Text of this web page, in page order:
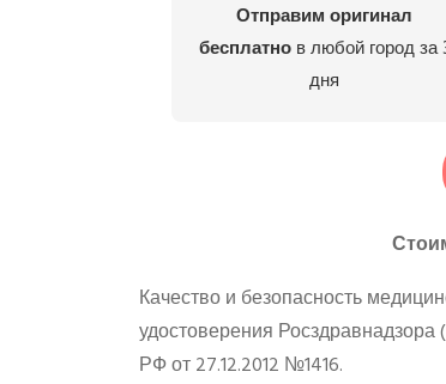
Отправим оригинал
бесплатнов любой город за
дня
Качество и безопасность
удостоверения
РФ от 27.12.2012 №1416.